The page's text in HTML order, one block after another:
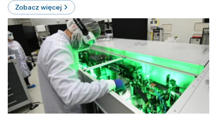
Zobacz więcej